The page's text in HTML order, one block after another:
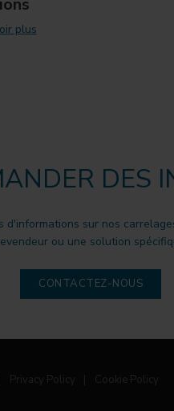
plus
DES
d'informations sur nos
ou une solution
CONTACTEZ-NOUS
Privacy Policy Cookie Policy